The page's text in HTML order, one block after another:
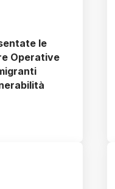
le
Operative